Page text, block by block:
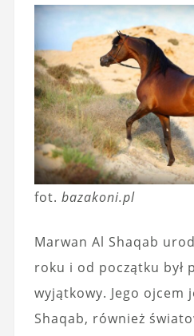
fot. bazakoni.pl
Marwan Al Shaqab
roku i od początku był
wyjątkowy. Jego ojcem
Shaqab, również